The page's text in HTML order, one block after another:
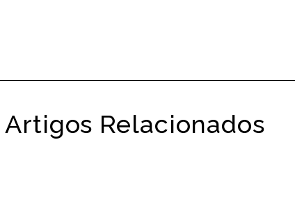
Artigos Relacionados